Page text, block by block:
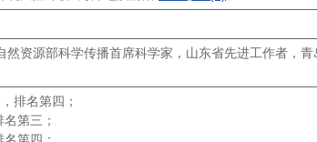
资源部科学传播首席科学家，山东省先进工作者，青
排名第四；
第三；